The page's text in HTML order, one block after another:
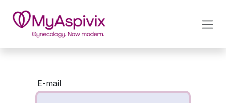
E-mail